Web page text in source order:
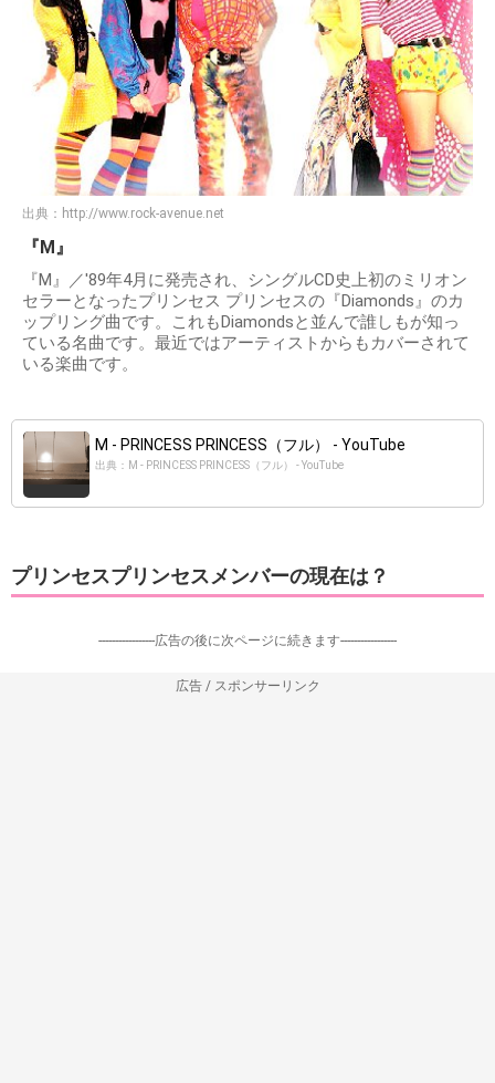
出典： http://www.rock-avenue.net
『M』
『M』／'89年4月に発売され、シングルCD史上初のミリオン
セラーとなったプリンセス プリンセスの『Diamonds』のカ
ップリング曲です。これもDiamondsと並んで誰しもが知っ
ている名曲です。最近ではアーティストからもカバーされて
いる楽曲です。
M - PRINCESS PRINCESS（フル） - YouTube
出典：M - PRINCESS PRINCESS（フル） - YouTube
プリンセスプリンセスメンバーの現在は？
-----------------広告の後に次ページに続きます-----------------
広告 / スポンサーリンク